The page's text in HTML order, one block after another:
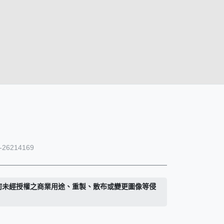
未經授權之商業用途、重製、散布或變更圖像等侵